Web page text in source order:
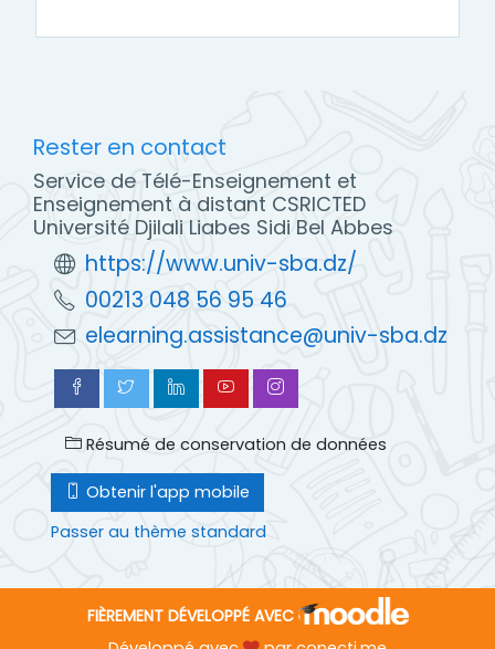
Rester en contact
Service de Télé-Enseignement et
Enseignement à distant CSRICTED
Université Djilali Liabes Sidi Bel Abbes
https://www.univ-sba.dz/
00213 048 56 95 46
elearning.assistance@univ-sba.dz
Résumé de conservation de données
Obtenir l'app mobile
Passer au thème standard
FIÈREMENT DÉVELOPPÉ AVEC